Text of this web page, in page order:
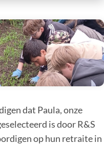
dat Paula, onze
is door R&S
op hun retraite in